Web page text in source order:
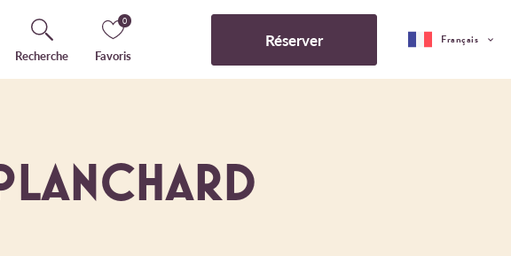
Recherche
0
Favoris
Réserver Français